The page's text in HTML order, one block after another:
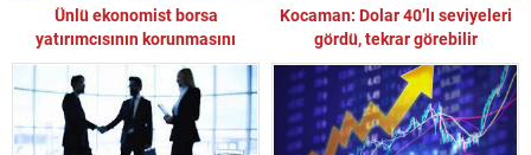
Ünlü ekonomist borsa
yatırımcısının korunmasını
istedi: “Yatırımcıyı salak yerine
koymayın! Burası çiftlik bank
mı?”
Kocaman: Dolar 40’lı seviyeleri
gördü, tekrar görebilir